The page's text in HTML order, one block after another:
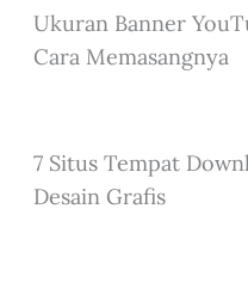
Ukuran Banner
Cara Memasangnya
7 Situs Tempat
Desain Grafis